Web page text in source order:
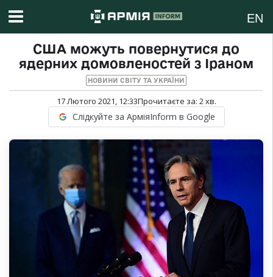
EN
США можуть повернутися до
ядерних домовленостей з Іраном
НОВИНИ СВІТУ ТА УКРАЇНИ
17 Лютого 2021, 12:33Прочитаєте за: 2хв.
Слідкуйте за АрміяInform в Google